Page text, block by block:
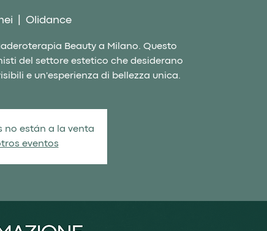
Olidance
Beauty a Milano. Questo
del settore estetico che desiderano
e un'esperienza di bellezza unica.
no están a la venta
eventos